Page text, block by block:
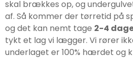
skal brækkes op, og
af. Så kommer der tørretid på
og det kan nemt tage 2-4
tykt et lag vi lægger. Vi rører
underlaget er 100% hærdet og